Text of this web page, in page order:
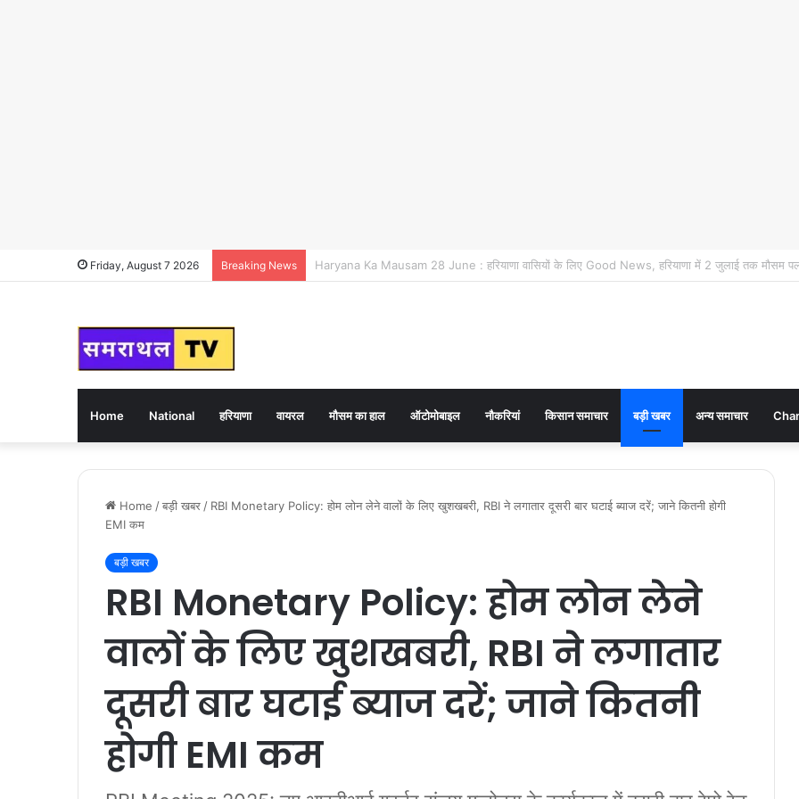
Friday, August 7 2026 Breaking News Haryana News : हरियाणा वासियों के लिए Good News, हरियाणा वासियों का गुरुग्राम में अपना घर लेने का
Home National हरियाणा वायरल मौसम का हाल ऑटोमोबाइल नौकरियां किसान समाचार बड़ी खबर अन्य समाचार
Home /बड़ी खबर / RBI Monetary Policy: होम लोन लेने वालों के लिए खुशखबरी, RBI ने लगातार दूसरी बार घटाई ब्याज दरें; जाने कितनी होगी
EMI कम
बड़ी खबर
RBI Monetary Policy: होम लोन लेने
वालों के लिए खुशखबरी, RBI ने लगातार
दूसरी बार घटाई ब्याज दरें; जाने कितनी
होगी EMI कम